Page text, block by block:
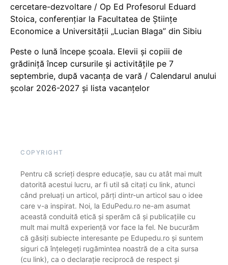
cercetare-dezvoltare / Op Ed Profesorul Eduard
Stoica, conferențiar la Facultatea de Științe
Economice a Universității „Lucian Blaga” din Sibiu
Peste o lună începe școala. Elevii și copiii de
grădiniță încep cursurile și activitățile pe 7
septembrie, după vacanța de vară / Calendarul anului
școlar 2026-2027 și lista vacanțelor
COPYRIGHT
Pentru că scrieți despre educație, sau cu atât mai mult
datorită acestui lucru, ar fi util să citați cu link, atunci
când preluați un articol, părți dintr-un articol sau o idee
care v-a inspirat. Noi, la EduPedu.ro ne-am asumat
această conduită etică și sperăm că și publicațiile cu
mult mai multă experiență vor face la fel. Ne bucurăm
că găsiți subiecte interesante pe Edupedu.ro și suntem
siguri că înțelegeți rugămintea noastră de a cita sursa
(cu link), ca o declarație reciprocă de respect și